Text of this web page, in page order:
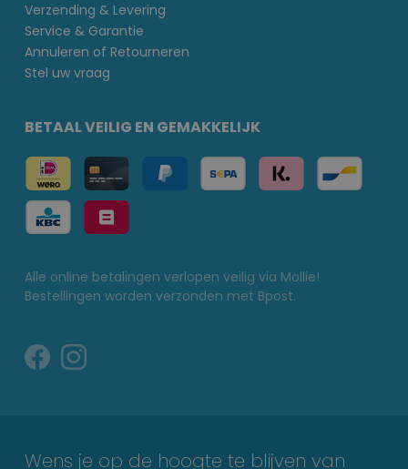
Verzending & Levering
Service & Garantie
Annuleren of Retourneren
Stel uw vraag
BETAAL VEILIG EN GEMAKKELIJK
Alle online betalingen verlopen veilig via Mollie!
Bestellingen worden verzonden met Bpost.
Wens je op de hoogte te blijven van